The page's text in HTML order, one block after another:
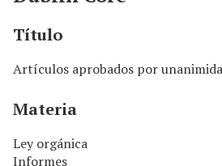
Título
Artículos aprobados por
Materia
Ley orgánica
Informes